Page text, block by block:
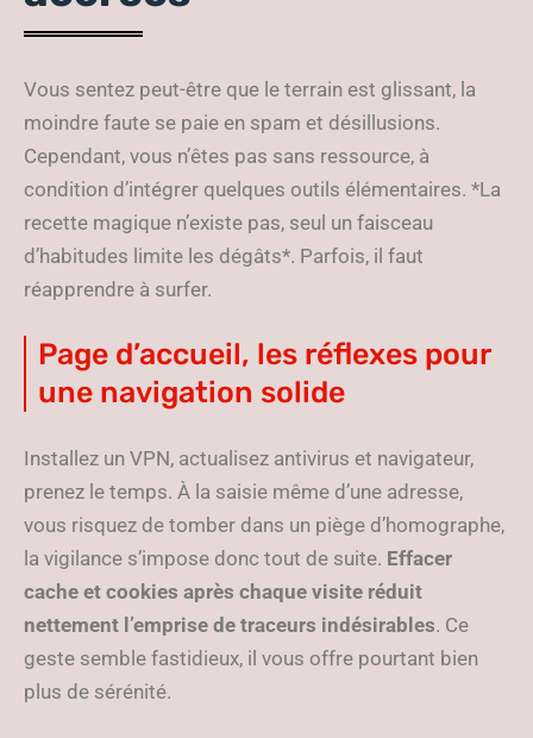
Vous sentez peut-être que le terrain est glissant, la
moindre faute se paie en spam et désillusions.
Cependant, vous n’êtes pas sans ressource, à
condition d’intégrer quelques outils élémentaires. *La
recette magique n’existe pas, seul un faisceau
d’habitudes limite les dégâts*. Parfois, il faut
réapprendre à surfer.
Page d’accueil, les réflexes pour
une navigation solide
Installez un VPN, actualisez antivirus et navigateur,
prenez le temps. À la saisie même d’une adresse,
vous risquez de tomber dans un piège d’homographe,
la vigilance s’impose donc tout de suite. Effacer
cache et cookies après chaque visite réduit
nettement l’emprise de traceurs indésirables. Ce
geste semble fastidieux, il vous offre pourtant bien
plus de sérénité.